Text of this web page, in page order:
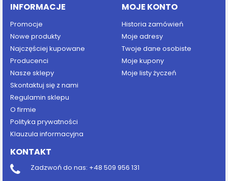
INFORMACJE
Promocje
Nowe produkty
Najczęściej kupowane
Producenci
Nasze sklepy
Skontaktuj się z nami
Regulamin sklepu
O firmie
Polityka prywatności
Klauzula informacyjna
MOJE KONTO
Historia zamówień
Moje adresy
Twoje dane osobiste
Moje kupony
Moje listy życzeń
KONTAKT
Zadzwoń do nas: +48 509 956 131